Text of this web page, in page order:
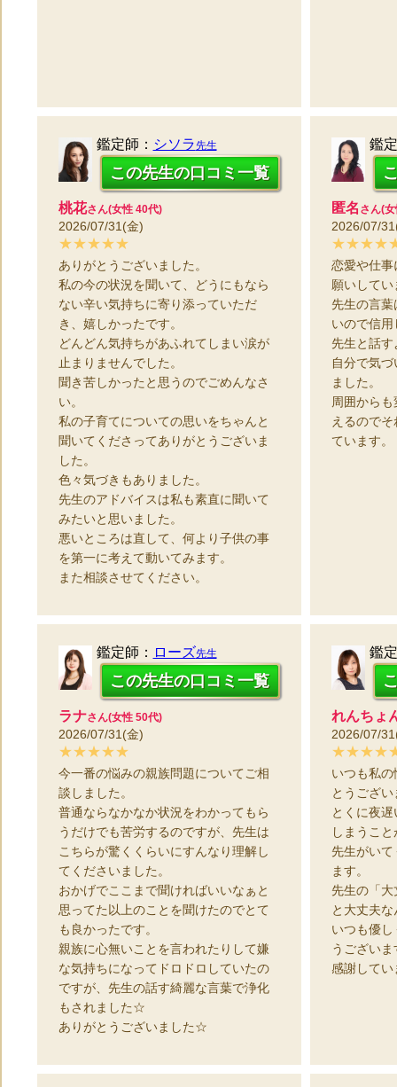
鑑定師： シソラ先生
この先生の口コミ一覧
桃花さん(女性 40代)
2026/07/31(金)
★★★★★
ありがとうございました。
私の今の状況を聞いて、どうにもなら
ない辛い気持ちに寄り添っていただ
き、嬉しかったです。
どんどん気持ちがあふれてしまい涙が
止まりませんでした。
聞き苦しかったと思うのでごめんなさ
い。
私の子育てについての思いをちゃんと
聞いてくださってありがとうございま
した。
色々気づきもありました。
先生のアドバイスは私も素直に聞いて
みたいと思いました。
悪いところは直して、何より子供の事
を第一に考えて動いてみます。
また相談させてください。
鑑
匿名 さん(
2026/07/
恋愛や仕事
願いしてい
先生の言葉
いので信
先生と話す
自分で気
ました。
周囲から
えるので
ています。
鑑定師： ローズ先生
この先生の口コミ一覧
ラナさん(女性 50代)
2026/07/31(金)
★★★★★
今一番の悩みの親族問題についてご相
談しました。
普通ならなかなか状況をわかってもら
うだけでも苦労するのですが、先生は
こちらが驚くくらいにすんなり理解し
てくださいました。
おかげでここまで聞ければいいなぁと
思ってた以上のことを聞けたのでとて
も良かったです。
親族に心無いことを言われたりして嫌
な気持ちになってドロドロしていたの
ですが、先生の話す綺麗な言葉で浄化
もされました☆
ありがとうございました☆
鑑
れんちょ
2026/07/
いつも私
とうござい
とくに夜
しまうこ
先生がいて
ます。
先生の「大
と大丈夫
いつも優
うございま
感謝してい